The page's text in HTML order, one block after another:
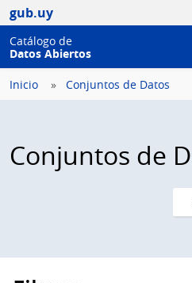
gub.uy
Catálogo de
Datos Abiertos
Inicio Conjuntos de Datos
Conjuntos de